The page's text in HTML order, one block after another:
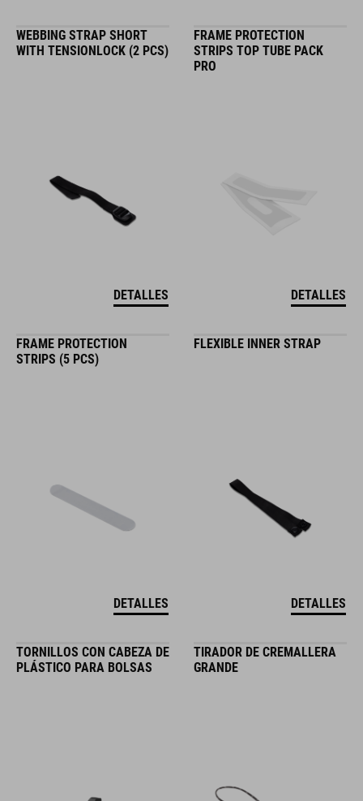
WEBBING STRAP SHORT
WITH TENSIONLOCK (2 PCS)
DETALLES
FRAME PROTECTION
STRIPS TOP TUBE PACK
PRO
DETALLES
FRAME PROTECTION
STRIPS (5 PCS)
DETALLES
FLEXIBLE INNER STRAP
DETALLES
TORNILLOS CON CABEZA DE
PLÁSTICO PARA BOLSAS
TIRADOR DE CREMALLERA
GRANDE